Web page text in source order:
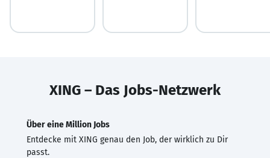
XING – Das Jobs-Netzwerk
Über eine Million Jobs
Entdecke mit XING genau den Job, der wirklich zu Dir
passt.